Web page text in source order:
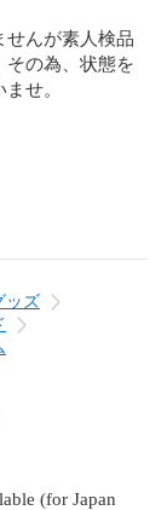
んが素人検品
の為、状態を
せ。
ッズ
(for Japan